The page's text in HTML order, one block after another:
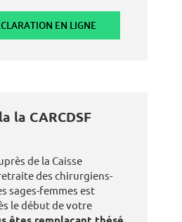
EN LIGNE
la CARCDSF
de la Caisse
des chirurgiens-
sages-femmes est
le début de votre